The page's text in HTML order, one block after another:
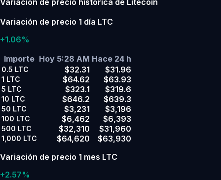
Variación de precio 1 día LTC
+1.06%
Importe Hoy 5:28 AM Hace 24 h
0.5 LTC $32.31 $31.96
1 LTC $64.62 $63.93
5 LTC $323.1 $319.6
10 LTC $646.2 $639.3
50 LTC $3,231 $3,196
100 LTC $6,462 $6,393
500 LTC $32,310 $31,960
1,000 LTC $64,620
$63,930
Variación de precio 1 mes LTC
+2.57%